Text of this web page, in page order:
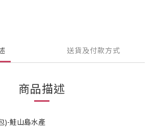
送貨及付款方式
商品描述
)-鮭山島水產